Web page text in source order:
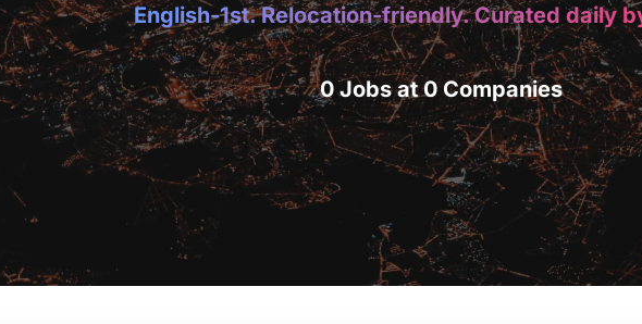
English-1st. Relocation-friendly. Curated daily
0 Jobs at 0 Companies